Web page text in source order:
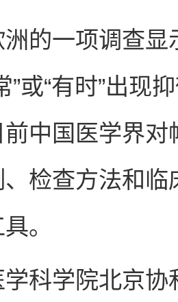
一项调查显
”或“有时”出现
中国医学界对
检查方法和
。
学院北京协